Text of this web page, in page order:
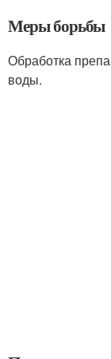
Меры борьбы
Обработка
воды.